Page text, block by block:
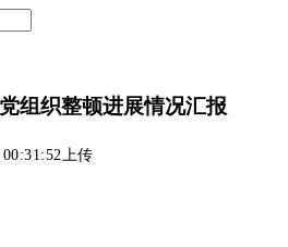
组织整顿进展情况汇报
00:31:52上传